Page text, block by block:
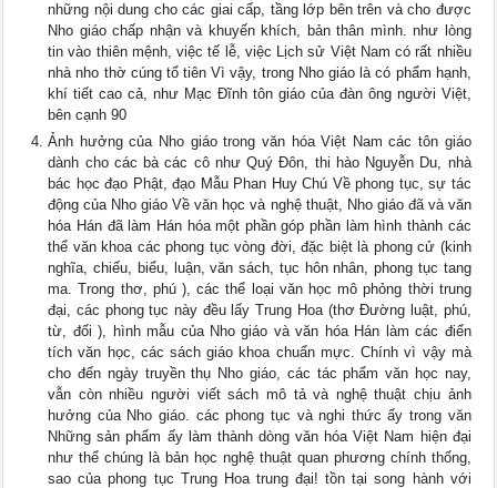
những nội dung cho các giai cấp, tầng lớp bên trên và cho được
Nho giáo chấp nhận và khuyến khích, bản thân mình. như lòng
tin vào thiên mệnh, việc tế lễ, việc Lịch sử Việt Nam có rất nhiều
nhà nho thờ cúng tổ tiên Vì vậy, trong Nho giáo là có phẩm hạnh,
khí tiết cao cả, như Mạc Đĩnh tôn giáo của đàn ông người Việt,
bên cạnh 90
Ảnh hưởng của Nho giáo trong văn hóa Việt Nam các tôn giáo
dành cho các bà các cô như Quý Đôn, thi hào Nguyễn Du, nhà
bác học đạo Phật, đạo Mẫu Phan Huy Chú Về phong tục, sự tác
động của Nho giáo Về văn học và nghệ thuật, Nho giáo đã và văn
hóa Hán đã làm Hán hóa một phần góp phần làm hình thành các
thể văn khoa các phong tục vòng đời, đặc biệt là phong cử (kinh
nghĩa, chiếu, biểu, luận, văn sách, tục hôn nhân, phong tục tang
ma. Trong thơ, phú ), các thể loại văn học mô phỏng thời trung
đại, các phong tục này đều lấy Trung Hoa (thơ Đường luật, phú,
từ, đối ), hình mẫu của Nho giáo và văn hóa Hán làm các điển
tích văn học, các sách giáo khoa chuẩn mực. Chính vì vậy mà
cho đến ngày truyền thụ Nho giáo, các tác phẩm văn học nay,
vẫn còn nhiều người viết sách mô tả và nghệ thuật chịu ảnh
hưởng của Nho giáo. các phong tục và nghi thức ấy trong văn
Những sản phẩm ấy làm thành dòng văn hóa Việt Nam hiện đại
như thể chúng là bản học nghệ thuật quan phương chính thống,
sao của phong tục Trung Hoa trung đại! tồn tại song hành với